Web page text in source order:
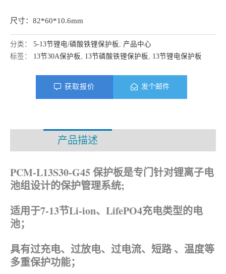
尺寸：82*60*10.6mm
分类： 5-13节锂电/磷酸铁锂保护板
产品中心
标签： 13节30A保护板 13节磷酸铁锂保护板 13节锂电保护板
获取报价 发个邮件
产品描述
PCM-L13S30-G45 保护板是专门针对锂离子电
池组设计的保护管理系统;
适用于7-13节Li-ion、 LifePO4充电类型的电
池；
具有过充电、过放电、过电流、短路 、温度等
多重保护功能；